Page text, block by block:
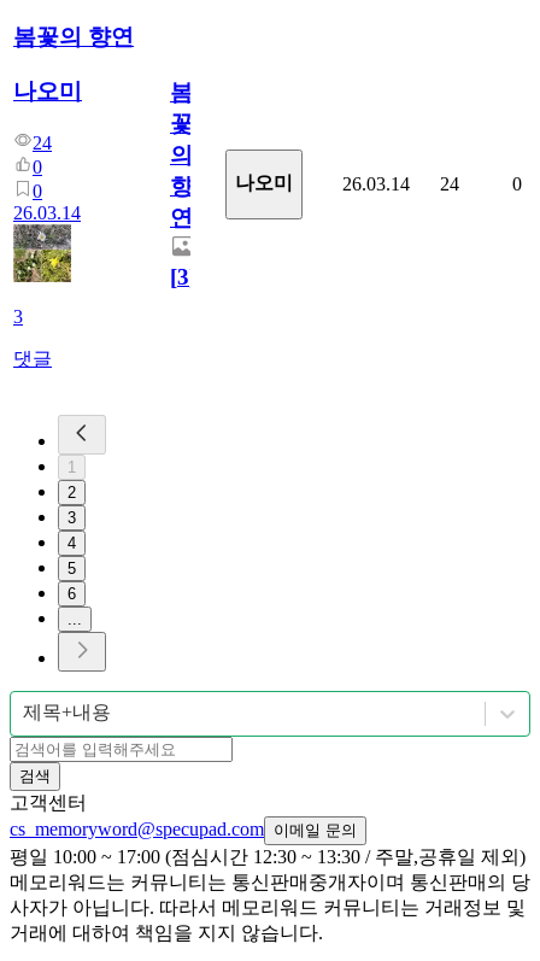
봄꽃의 향연
나오미
24
0
0
26.03.14
3
댓글
봄
꽃
의
향
연
[3]
나오미 26.03.14 24 0
1
2
3
4
5
6
제목+내용
검색
고객센터
cs_memoryword@specupad.com 이메일 문의
평일 10:00 ~ 17:00 (점심시간 12:30 ~ 13:30 / 주말,공휴일 제외)
메모리워드는 커뮤니티는 통신판매중개자이며 통신판매의 당
사자가 아닙니다. 따라서 메모리워드 커뮤니티는 거래정보 및
거래에 대하여 책임을 지지 않습니다.